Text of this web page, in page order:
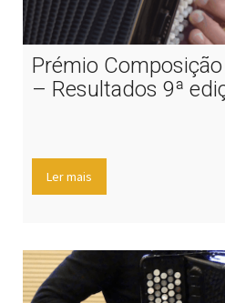
Prémio
– Resultados 9ª
Ler mais